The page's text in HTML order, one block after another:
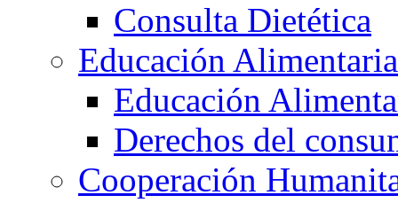
Consulta Dietética
Educación Alimentaria
Educación
Derechos del
Cooperación